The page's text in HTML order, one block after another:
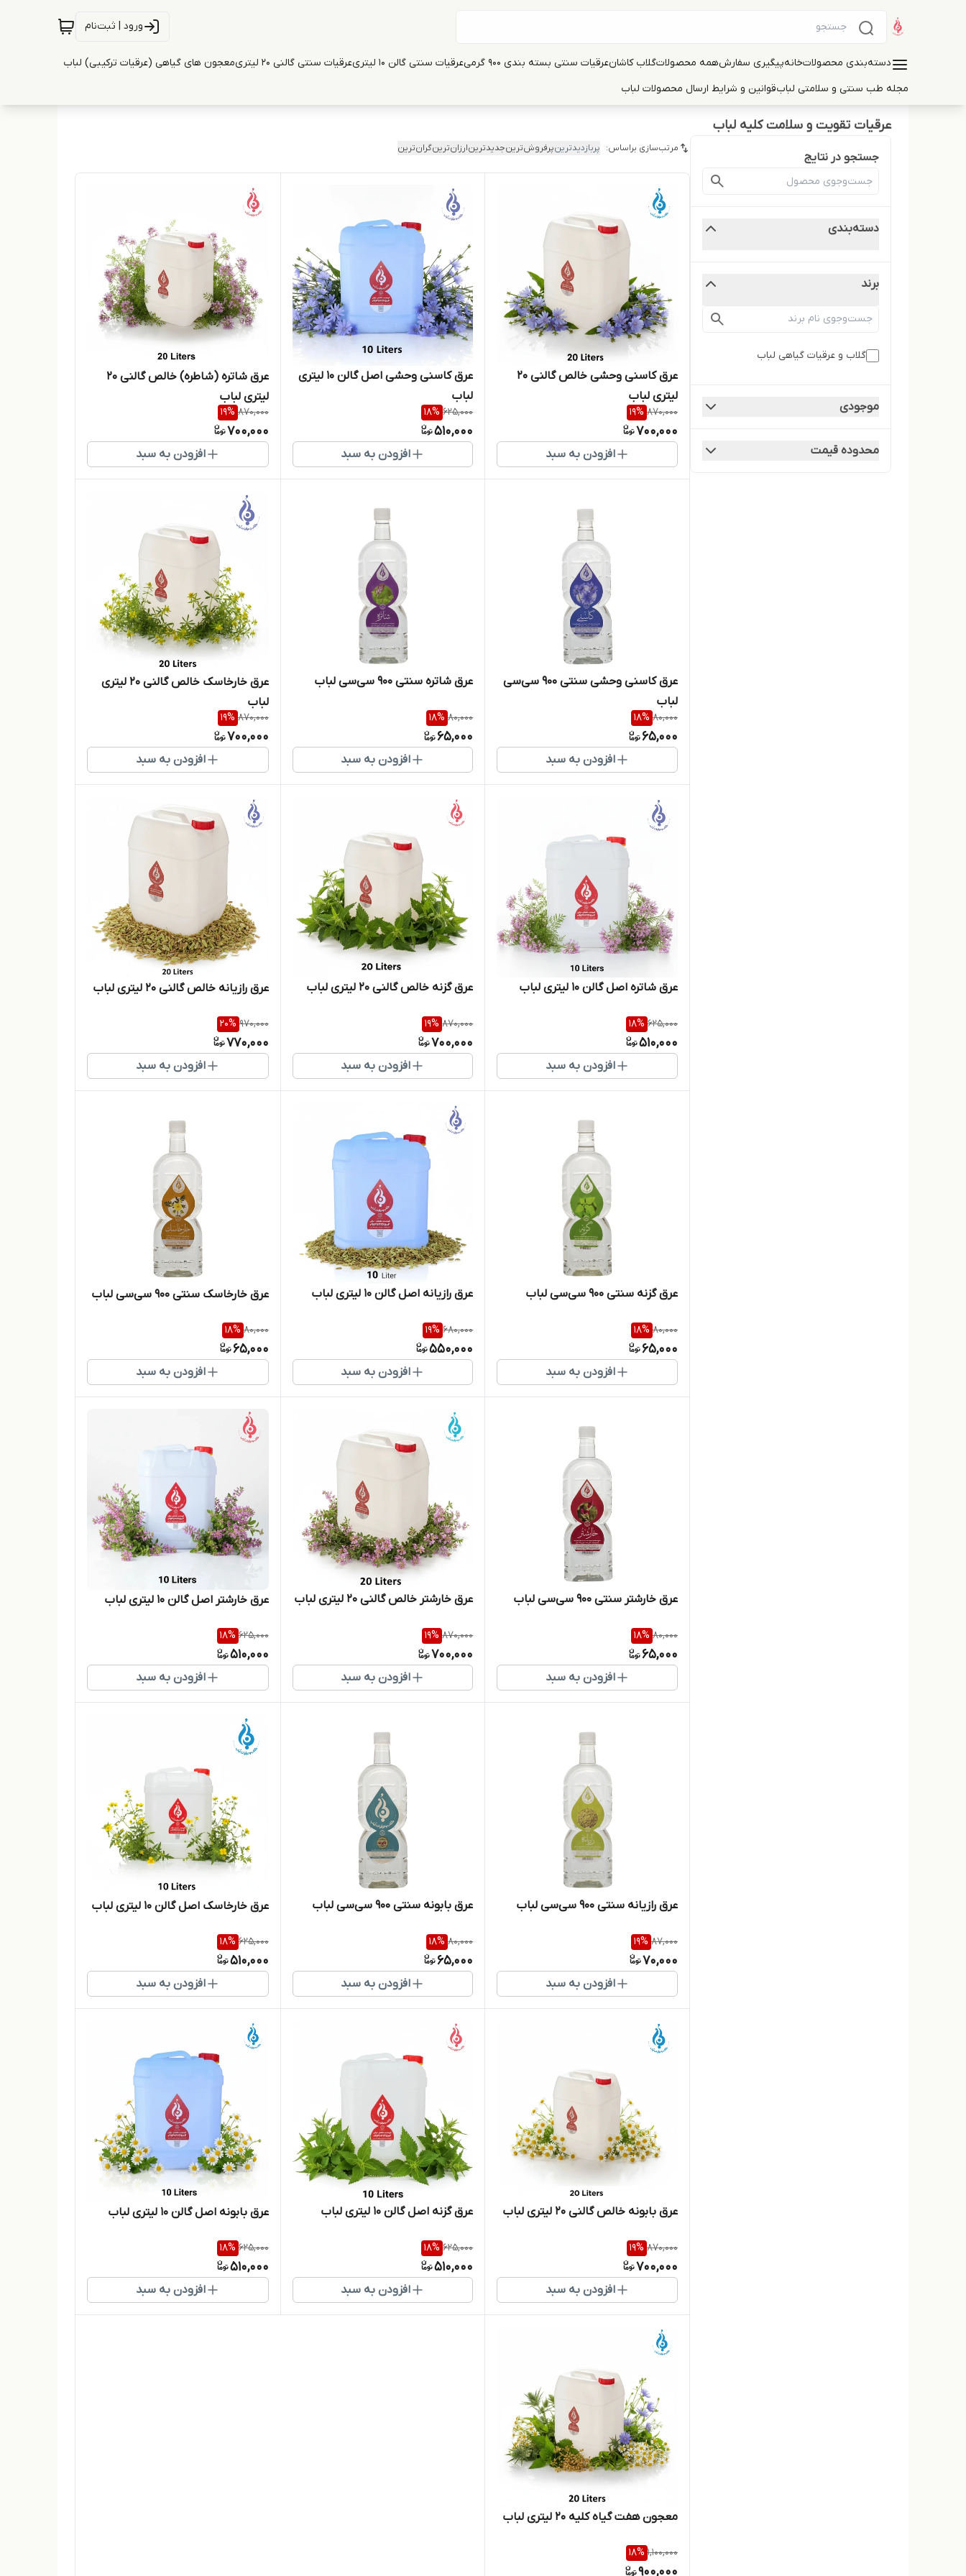
ورود | ثبت‌نام
دسته‌بندی محصولاتخانهپیگیری سفارشهمه محصولاتگلاب کاشانعرقیات سنتی بسته بندی 900 گرمی عرقیات سنتی گالن 10 لیتری عرقیات سنتی گالنی 20 لیتری
معجون های گیاهی (عرقیات ترکیبی) لباب
مجله طب سنتی و سلامتی لبابقوانین و شرایط ارسال محصولات لباب
عرقیات تقویت و سلامت کلیه لباب
جستجو در نتایج
دسته‌بندی
برند
گلاب و عرقیات گیاهی لباب
موجودی
محدوده قیمت
مرتب‌سازی براساس: پربازدیدترینپرفروش‌ترینجدیدترینارزان‌ترینگران‌ترین
عرق کاسنی وحشی خالص گالنی ۲۰
لیتری لباب
870,000
19%
700,000
افزودن به سبد
عرق کاسنی وحشی اصل گالن ۱۰ لیتری
لباب
625,000
18%
510,000
افزودن به سبد
عرق شاتره (شاطره) خالص گالنی ۲۰
لیتری لباب
870,000
19%
700,000
افزودن به سبد
عرق کاسنی وحشی سنتی ۹۰۰ سی‌سی
لباب
80,000
18%
65,000
افزودن به سبد
عرق شاتره سنتی ۹۰۰ سی‌سی لباب
80,000
18%
65,000
افزودن به سبد
عرق خارخاسک خالص گالنی ۲۰ لیتری
لباب
870,000
19%
700,000
افزودن به سبد
عرق شاتره اصل گالن ۱۰ لیتری لباب
625,000
18%
510,000
افزودن به سبد
عرق گزنه خالص گالنی 20 لیتری لباب
870,000
19%
700,000
افزودن به سبد
عرق رازیانه خالص گالنی 20 لیتری لباب
970,000
20%
770,000
افزودن به سبد
عرق گزنه سنتی ۹۰۰ سی‌سی لباب
80,000
18%
65,000
افزودن به سبد
عرق رازیانه اصل گالن 10 لیتری لباب
680,000
19%
550,000
افزودن به سبد
عرق خارخاسک سنتی ۹۰۰ سی‌سی لباب
80,000
18%
65,000
افزودن به سبد
عرق خارشتر سنتی ۹۰۰ سی‌سی لباب
80,000
18%
65,000
افزودن به سبد
عرق خارشتر خالص گالنی ۲۰ لیتری لباب
870,000
19%
700,000
افزودن به سبد
عرق خارشتر اصل گالن ۱۰ لیتری لباب
625,000
18%
510,000
افزودن به سبد
عرق رازیانه سنتی ۹۰۰ سی‌سی لباب
87,000
19%
70,000
افزودن به سبد
عرق بابونه سنتی ۹۰۰ سی‌سی لباب
80,000
18%
65,000
افزودن به سبد
عرق خارخاسک اصل گالن ۱۰ لیتری لباب
625,000
18%
510,000
افزودن به سبد
عرق بابونه خالص گالنی 20 لیتری لباب
870,000
19%
700,000
افزودن به سبد
عرق گزنه اصل گالن 10 لیتری لباب
625,000
18%
510,000
افزودن به سبد
عرق بابونه اصل گالن 10 لیتری لباب
625,000
18%
510,000
افزودن به سبد
معجون هفت گیاه کلیه 20 لیتری لباب
1,100,000
18%
900,000